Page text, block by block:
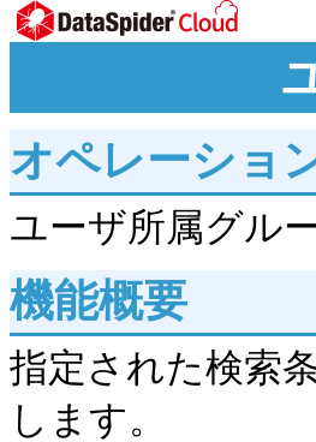
オペレーショ
ユーザ所属グル
機能概要
指定された検索
します。